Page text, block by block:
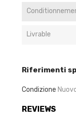
Livrable
Riferimenti
Condizione
REVIEWS